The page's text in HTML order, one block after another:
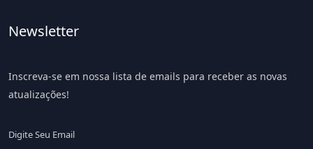
Newsletter
Inscreva-se em nossa lista de emails para receber as novas
atualizações!